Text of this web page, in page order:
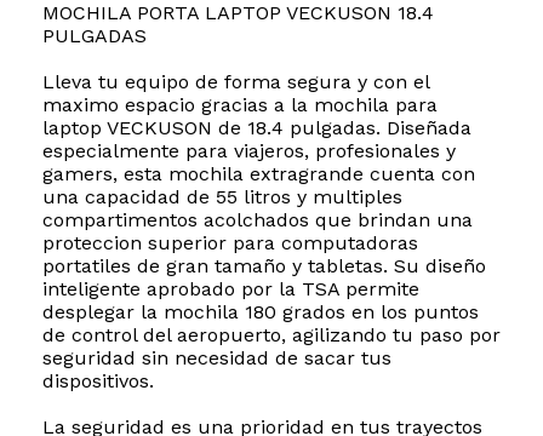
MOCHILA PORTA LAPTOP VECKUSON 18.4
PULGADAS
Lleva tu equipo de forma segura y con el
maximo espacio gracias a la mochila para
laptop VECKUSON de 18.4 pulgadas. Diseñada
especialmente para viajeros, profesionales y
gamers, esta mochila extragrande cuenta con
una capacidad de 55 litros y multiples
compartimentos acolchados que brindan una
proteccion superior para computadoras
portatiles de gran tamaño y tabletas. Su diseño
inteligente aprobado por la TSA permite
desplegar la mochila 180 grados en los puntos
de control del aeropuerto, agilizando tu paso por
seguridad sin necesidad de sacar tus
dispositivos.
La seguridad es una prioridad en tus trayectos